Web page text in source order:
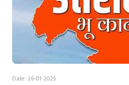
Date: 26-01-2025